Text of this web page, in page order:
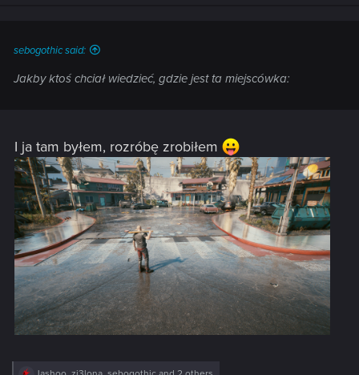
sebogothic said:
Jakby ktoś chciał wiedzieć, gdzie jest ta miejscówka:
I ja tam byłem, rozróbę zrobiłem